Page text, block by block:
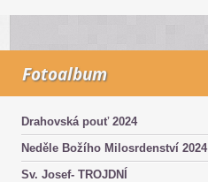
Fotoalbum
Drahovská pouť 2024
Neděle Božího Milosrdenství 2024
Sv. Josef- TROJDNÍ